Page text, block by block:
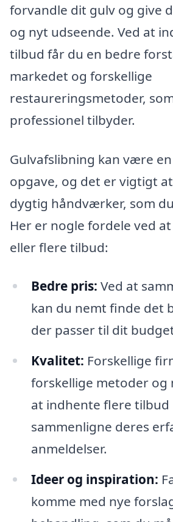
forvandle dit gulv og give
og nyt udseende. Ved at
tilbud får du en bedre
markedet og forskellige
restaureringsmetoder,
professionel tilbyder.
Gulvafslibning kan være
opgave, og det er vigtigt
dygtig håndværker, som
Her er nogle fordele ved
eller flere tilbud:
Bedre pris: Ved at
kan du nemt finde det
der passer til dit
Kvalitet: Forskellige
forskellige metoder og
at indhente flere tilbud
sammenligne deres
anmeldelser.
Ideer og inspiration:
komme med nye